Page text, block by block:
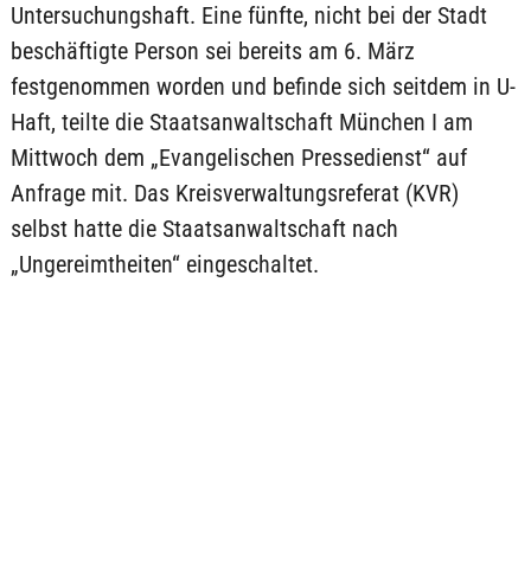
Untersuchungshaft. Eine fünfte, nicht bei der Stadt
beschäftigte Person sei bereits am 6. März
festgenommen worden und befinde sich seitdem in U-
Haft, teilte die Staatsanwaltschaft München I am
Mittwoch dem „Evangelischen Pressedienst“ auf
Anfrage mit. Das Kreisverwaltungsreferat (KVR)
selbst hatte die Staatsanwaltschaft nach
„Ungereimtheiten“ eingeschaltet.